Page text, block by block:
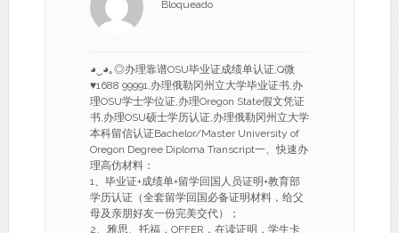
Bloqueado
◕‿◕｡◎办理靠谱OSU毕业证成绩单认证,Q微
♥1688 99991,办理俄勒冈州立大学毕业证书,办
理OSU学士学位证,办理Oregon State假文凭证
书,办理OSU硕士学历认证,办理俄勒冈州立大学
本科留信认证Bachelor/Master University of
Oregon Degree Diploma Transcript一、快速办
理高仿材料：
1、毕业证+成绩单+留学回国人员证明+教育部
学历认证（全套留学回国必备证明材料，给父
母及亲朋好友一份完美交代）；
2、雅思、托福，OFFER，在读证明，学生卡